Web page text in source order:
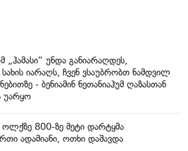
უნდა განიარაღდეს,
იარაღს, ჩვენ ვსაუბრობთ ნამდვილ
- ბენიამინ ნეთანიაჰუმ ღაზასთან
უარყო
ოლქზე 800-ზე მეტი დარტყმა
ადამიანი, ოთხი დაშავდა